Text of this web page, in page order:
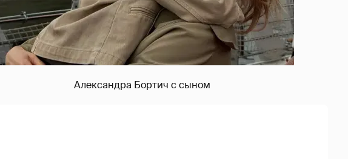
Александра Бортич с сыном